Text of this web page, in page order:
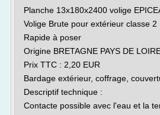
Planche 13x180x2400 volige
Volige Brute pour extérieur classe 2
Rapide à poser
Origine BRETAGNE PAYS DE
Prix TTC : 2,20 EUR
Bardage extérieur, coffrage,
Descriptif technique :
Contacte possible avec l'eau et la